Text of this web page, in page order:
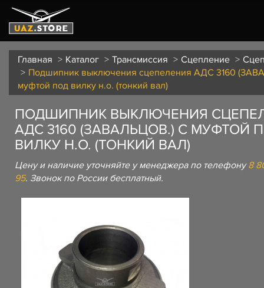
Главная Каталог Трансмиссия Сцепление
Подшипник выключения сцепеления АДС 3160
муфтой под вилку н.о. (тонкий вал)
ПОДШИПНИК ВЫКЛЮЧЕНИЯ
АДС 3160 (ЗАВАЛЬЦОВ.) С МУФТОЙ
ВИЛКУ Н.О. (ТОНКИЙ ВАЛ)
Цену и наличие уточняйте у менеджера по телефону8
95. Звонок по России бесплатный.